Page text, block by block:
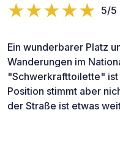
5/5
Ein wunderbarer Platz
Wanderungen im
"Schwerkrafttoilette"
Position stimmt aber
der Straße ist etwas